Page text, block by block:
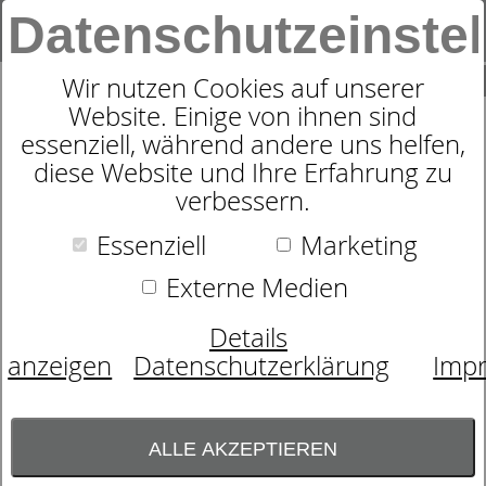
Wir nutzen Cookies auf unserer
Website. Einige von ihnen sind
essenziell, während andere uns helfen,
diese Website und Ihre Erfahrung zu
verbessern.
Essenziell
Marketing
Externe Medien
Details
anzeigen
Datenschutzerklärung
ALLE AKZEPTIEREN
SUCHE
0
SATIN-BETTWÄSCHE STREIFEN